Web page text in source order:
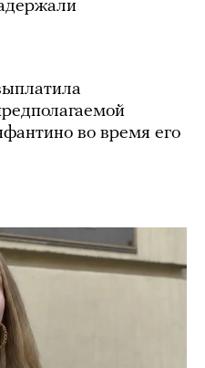
во время его